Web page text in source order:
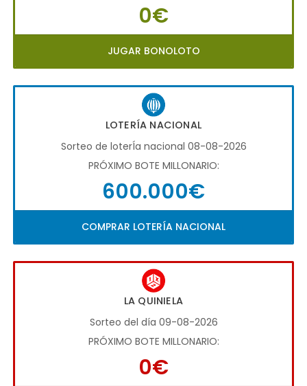
0€
JUGAR BONOLOTO
LOTERÍA NACIONAL
Sorteo de loterÍa nacional 08-08-2026
PRÓXIMO BOTE MILLONARIO:
600.000€
COMPRAR LOTERÍA NACIONAL
LA QUINIELA
Sorteo del día 09-08-2026
PRÓXIMO BOTE MILLONARIO:
0€